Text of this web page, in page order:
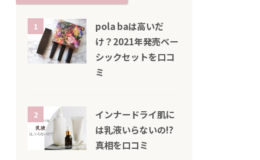
1
pola baは高いだ
け？2021年発売ベー
シックセットを口コ
ミ
2
インナードライ肌に
は乳液いらないの!?
真相を口コミ